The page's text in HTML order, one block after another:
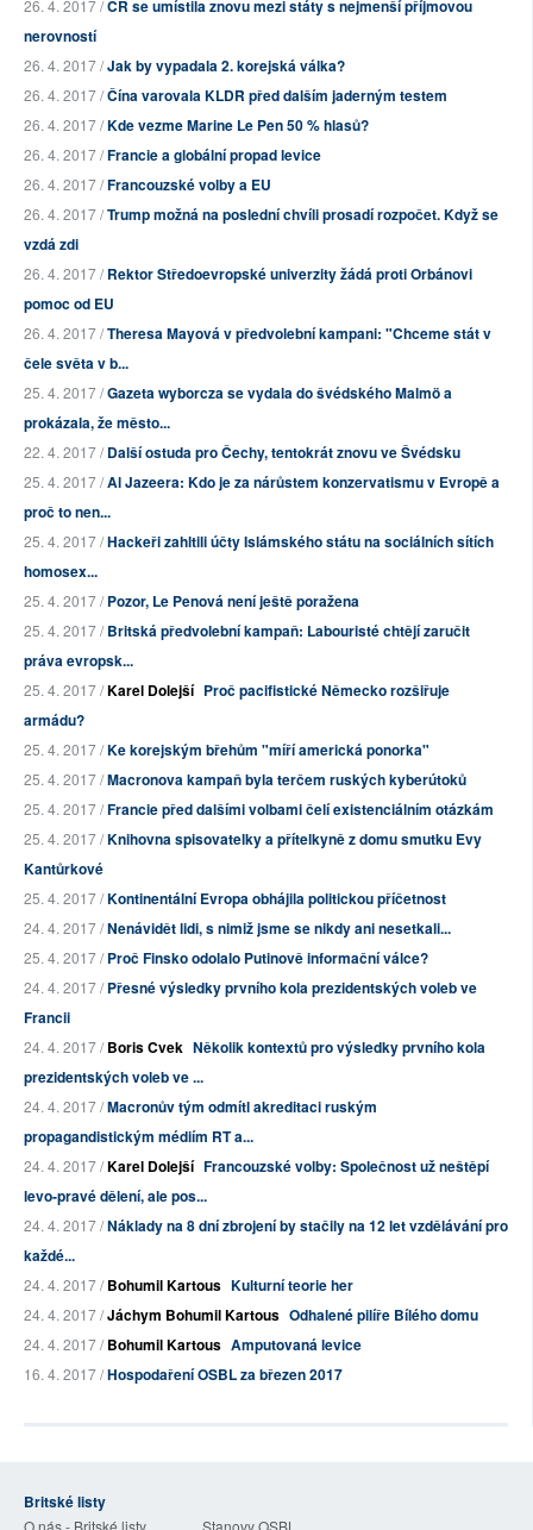
26. 4. 2017 /ČR se umístila znovu mezi státy s nejmenší příjmovou
nerovností
26. 4. 2017 /Jak by vypadala 2. korejská válka?
26. 4. 2017 /Čína varovala KLDR před dalším jaderným testem
26. 4. 2017 /Kde vezme Marine Le Pen 50 % hlasů?
26. 4. 2017 /Francie a globální propad levice
26. 4. 2017 /Francouzské volby a EU
26. 4. 2017 /Trump možná na poslední chvíli prosadí rozpočet. Když se
vzdá zdi
26. 4. 2017 /Rektor Středoevropské univerzity žádá proti Orbánovi
pomoc od EU
26. 4. 2017 /Theresa Mayová v předvolební kampani: "Chceme stát v
čele světa v b...
25. 4. 2017 /Gazeta wyborcza se vydala do švédského Malmö a
prokázala, že město...
22. 4. 2017 /Další ostuda pro Čechy, tentokrát znovu ve Švédsku
25. 4. 2017 /Al Jazeera: Kdo je za nárůstem konzervatismu v Evropě a
proč to nen...
25. 4. 2017 /Hackeři zahltili účty Islámského státu na sociálních sítích
homosex...
25. 4. 2017 /Pozor, Le Penová není ještě poražena
25. 4. 2017 /Britská předvolební kampaň: Labouristé chtějí zaručit
práva evropsk...
25. 4. 2017 /Karel Dolejší Proč pacifistické Německo rozšiřuje
armádu?
25. 4. 2017 /Ke korejským břehům "míří americká ponorka"
25. 4. 2017 /Macronova kampaň byla terčem ruských kyberútoků
25. 4. 2017 /Francie před dalšími volbami čelí existenciálním otázkám
25. 4. 2017 /Knihovna spisovatelky a přítelkyně z domu smutku Evy
Kantůrkové
25. 4. 2017 /Kontinentální Evropa obhájila politickou příčetnost
24. 4. 2017 /Nenávidět lidi, s nimiž jsme se nikdy ani nesetkali...
25. 4. 2017 /Proč Finsko odolalo Putinově informační válce?
24. 4. 2017 /Přesné výsledky prvního kola prezidentských voleb ve
Francii
24. 4. 2017 /Boris Cvek Několik kontextů pro výsledky prvního kola
prezidentských voleb ve ...
24. 4. 2017 /Macronův tým odmítl akreditaci ruským
propagandistickým médiím RT a...
24. 4. 2017 /Karel Dolejší Francouzské volby: Společnost už neštěpí
levo-pravé dělení, ale pos...
24. 4. 2017 /Náklady na 8 dní zbrojení by stačily na 12 let vzdělávání pro
každé...
24. 4. 2017 /Bohumil Kartous Kulturní teorie her
24. 4. 2017 /Jáchym Bohumil Kartous Odhalené pilíře Bílého domu
24. 4. 2017 /Bohumil Kartous Amputovaná levice
16. 4. 2017 /Hospodaření OSBL za březen 2017
Britské listy